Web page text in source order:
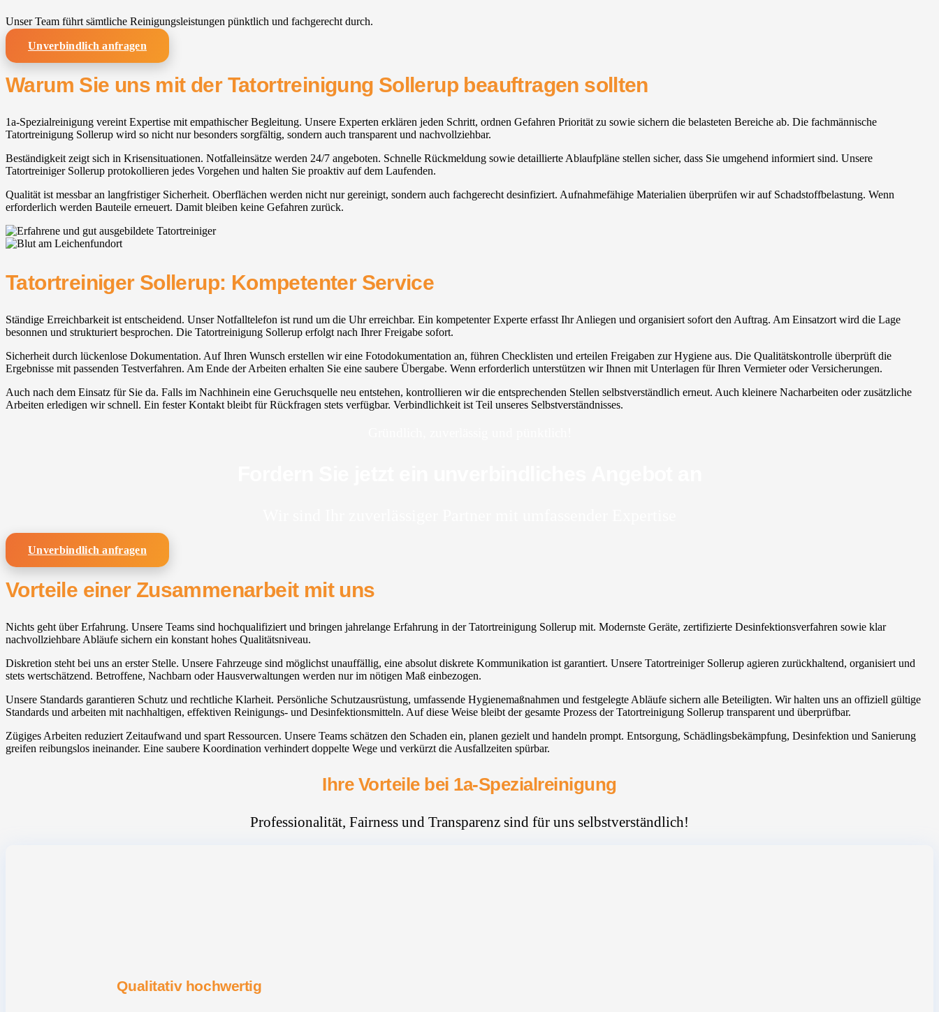
Unser Team führt sämtliche Reinigungsleistungen pünktlich und fachgerecht durch.
Unverbindlich anfragen
Warum Sie uns mit der Tatortreinigung Sollerup beauftragen sollten
1a-Spezialreinigung vereint Expertise mit empathischer Begleitung. Unsere Experten erklären jeden Schritt, ordnen Gefahren Priorität zu sowie sichern die belasteten Bereiche ab. Die fachmännische
Tatortreinigung Sollerup wird so nicht nur besonders sorgfältig, sondern auch transparent und nachvollziehbar.
Beständigkeit zeigt sich in Krisensituationen. Notfalleinsätze werden 24/7 angeboten. Schnelle Rückmeldung sowie detaillierte Ablaufpläne stellen sicher, dass Sie umgehend informiert sind. Unsere
Tatortreiniger Sollerup protokollieren jedes Vorgehen und halten Sie proaktiv auf dem Laufenden.
Qualität ist messbar an langfristiger Sicherheit. Oberflächen werden nicht nur gereinigt, sondern auch fachgerecht desinfiziert. Aufnahmefähige Materialien überprüfen wir auf Schadstoffbelastung. Wenn
erforderlich werden Bauteile erneuert. Damit bleiben keine Gefahren zurück.
Tatortreiniger Sollerup: Kompetenter Service
Ständige Erreichbarkeit ist entscheidend. Unser Notfalltelefon ist rund um die Uhr erreichbar. Ein kompetenter Experte erfasst Ihr Anliegen und organisiert sofort den Auftrag. Am Einsatzort wird die Lage
besonnen und strukturiert besprochen. Die Tatortreinigung Sollerup erfolgt nach Ihrer Freigabe sofort.
Sicherheit durch lückenlose Dokumentation. Auf Ihren Wunsch erstellen wir eine Fotodokumentation an, führen Checklisten und erteilen Freigaben zur Hygiene aus. Die Qualitätskontrolle überprüft die
Ergebnisse mit passenden Testverfahren. Am Ende der Arbeiten erhalten Sie eine saubere Übergabe. Wenn erforderlich unterstützen wir Ihnen mit Unterlagen für Ihren Vermieter oder Versicherungen.
Auch nach dem Einsatz für Sie da. Falls im Nachhinein eine Geruchsquelle neu entstehen, kontrollieren wir die entsprechenden Stellen selbstverständlich erneut. Auch kleinere Nacharbeiten oder zusätzliche
Arbeiten erledigen wir schnell. Ein fester Kontakt bleibt für Rückfragen stets verfügbar. Verbindlichkeit ist Teil unseres Selbstverständnisses.
Unverbindlich anfragen
Vorteile einer Zusammenarbeit mit uns
Nichts geht über Erfahrung. Unsere Teams sind hochqualifiziert und bringen jahrelange Erfahrung in der Tatortreinigung Sollerup mit. Modernste Geräte, zertifizierte Desinfektionsverfahren sowie klar
nachvollziehbare Abläufe sichern ein konstant hohes Qualitätsniveau.
Diskretion steht bei uns an erster Stelle. Unsere Fahrzeuge sind möglichst unauffällig, eine absolut diskrete Kommunikation ist garantiert. Unsere Tatortreiniger Sollerup agieren zurückhaltend, organisiert und
stets wertschätzend. Betroffene, Nachbarn oder Hausverwaltungen werden nur im nötigen Maß einbezogen.
Unsere Standards garantieren Schutz und rechtliche Klarheit. Persönliche Schutzausrüstung, umfassende Hygienemaßnahmen und festgelegte Abläufe sichern alle Beteiligten. Wir halten uns an offiziell gültige
Standards und arbeiten mit nachhaltigen, effektiven Reinigungs- und Desinfektionsmitteln. Auf diese Weise bleibt der gesamte Prozess der Tatortreinigung Sollerup transparent und überprüfbar.
Zügiges Arbeiten reduziert Zeitaufwand und spart Ressourcen. Unsere Teams schätzen den Schaden ein, planen gezielt und handeln prompt. Entsorgung, Schädlingsbekämpfung, Desinfektion und Sanierung
greifen reibungslos ineinander. Eine saubere Koordination verhindert doppelte Wege und verkürzt die Ausfallzeiten spürbar.
Ihre Vorteile bei 1a-Spezialreinigung
Professionalität, Fairness und Transparenz sind für uns selbstverständlich!
Qualitativ hochwertig